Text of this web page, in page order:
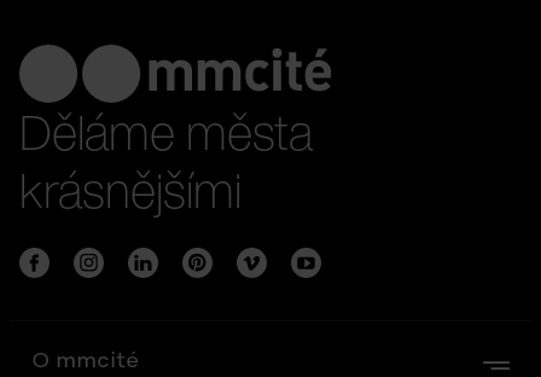
Děláme města
krásnějšími
O mmcité